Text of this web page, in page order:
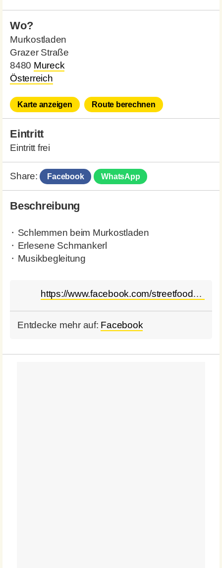
Wo?
Murkostladen
Grazer Straße
8480 Mureck
Österreich
Karte anzeigen Route berechnen
Eintritt
Eintritt frei
Share: Facebook WhatsApp
Beschreibung
⬝ Schlemmen beim Murkostladen
⬝ Erlesene Schmankerl
⬝ Musikbegleitung
https://www.facebook.com/streetfoodmarketaustria
Entdecke mehr auf: Facebook